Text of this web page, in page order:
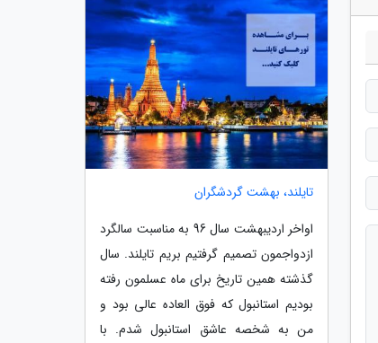
تایلند، بهشت گردشگران
اواخر اردیبهشت سال 96 به مناسبت سالگرد
ازدواجمون تصمیم گرفتیم بریم تایلند. سال
گذشته همین تاریخ برای ماه عسلمون رفته
بودیم استانبول که فوق العاده عالی بود و
من به شخصه عاشق استانبول شدم. با